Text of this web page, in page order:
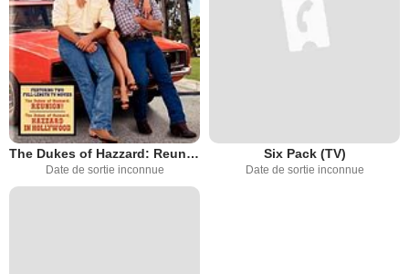
The Dukes of Hazzard: Reunion!
Date de sortie inconnue
Six Pack (TV)
Date de sortie inconnue